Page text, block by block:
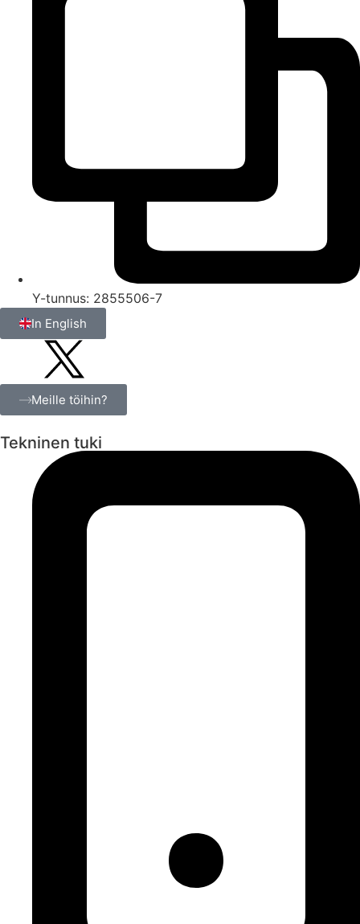
Y-tunnus: 2855506-7
In English
Meille töihin?
Tekninen tuki